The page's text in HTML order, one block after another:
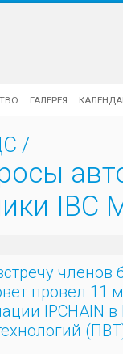
ГАЛЕРЕЯ
/
IBC
членов
провел 11